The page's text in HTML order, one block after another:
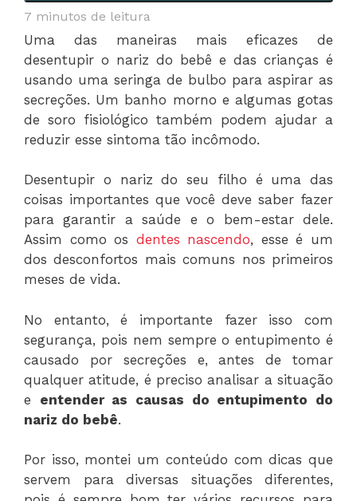
7 minutos de leitura
Uma das maneiras mais eficazes de
desentupir o nariz do bebê e das crianças é
usando uma seringa de bulbo para aspirar as
secreções. Um banho morno e algumas gotas
de soro fisiológico também podem ajudar a
reduzir esse sintoma tão incômodo.
Desentupir o nariz do seu filho é uma das
coisas importantes que você deve saber fazer
para garantir a saúde e o bem-estar dele.
Assim como os dentes nascendo, esse é um
dos desconfortos mais comuns nos primeiros
meses de vida.
No entanto, é importante fazer isso com
segurança, pois nem sempre o entupimento é
causado por secreções e, antes de tomar
qualquer atitude, é preciso analisar a situação
e entender as causas do entupimento do
nariz do bebê.
Por isso, montei um conteúdo com dicas que
servem para diversas situações diferentes,